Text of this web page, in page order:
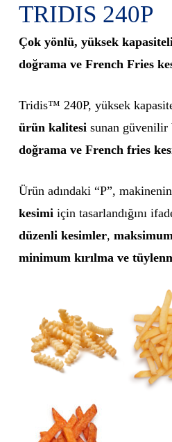
TRIDIS 240P
Çok yönlü, yüksek
doğrama ve French Fries
Tridis™ 240P, yüksek
ürün kalitesisunan güvenilir
doğrama ve French fries
Ürün adındaki “P”, makinenin
kesimiiçin tasarlandığını
düzenli kesimler,
minimum kırılma ve